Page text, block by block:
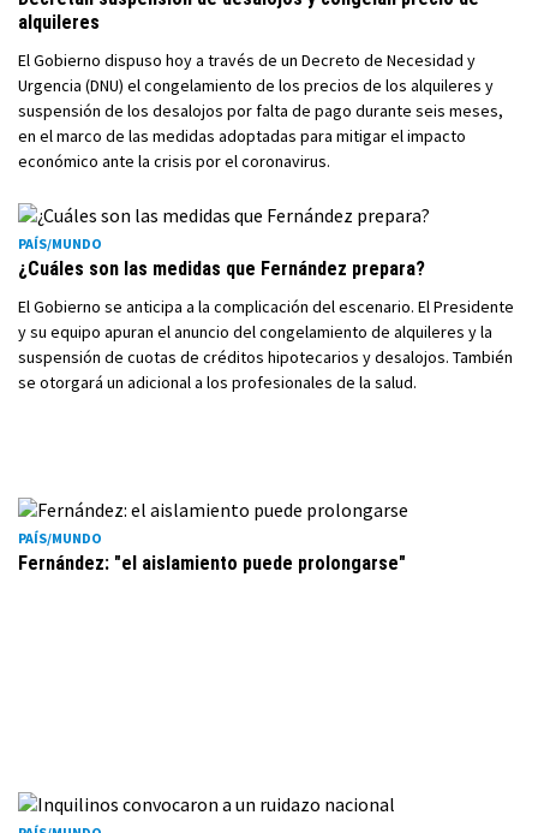
alquileres
El Gobierno dispuso hoy a través de un Decreto de Necesidad y
Urgencia (DNU) el congelamiento de los precios de los alquileres y
suspensión de los desalojos por falta de pago durante seis meses,
en el marco de las medidas adoptadas para mitigar el impacto
económico ante la crisis por el coronavirus.
PAÍS/MUNDO
¿Cuáles son las medidas que Fernández prepara?
El Gobierno se anticipa a la complicación del escenario. El Presidente
y su equipo apuran el anuncio del congelamiento de alquileres y la
suspensión de cuotas de créditos hipotecarios y desalojos. También
se otorgará un adicional a los profesionales de la salud.
PAÍS/MUNDO
Fernández: "el aislamiento puede prolongarse"